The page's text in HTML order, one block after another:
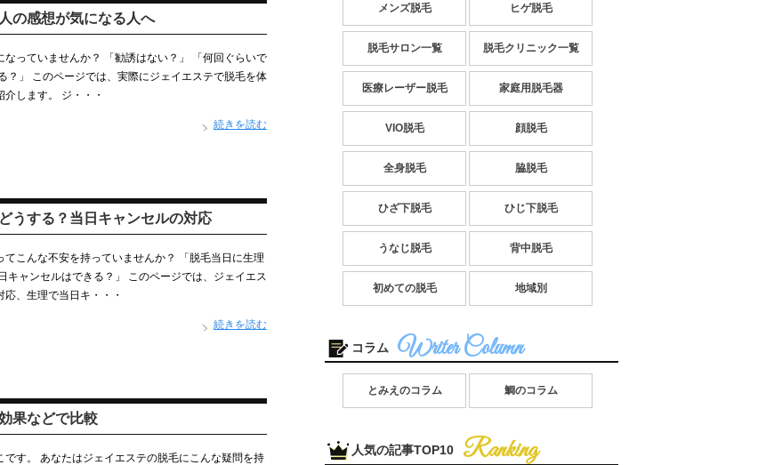
の感想が気になる人へ
っていませんか？ 「勧誘はない？」 「何回ぐらいで
？」 このページでは、実際にジェイエステで脱毛を体
します。 ジ・・・
続きを読む
うする？当日キャンセルの対応
こんな不安を持っていませんか？ 「脱毛当日に生理
キャンセルはできる？」 このページでは、ジェイエス
、生理で当日キ・・・
続きを読む
果などで比較
す。 あなたはジェイエステの脱毛にこんな疑問を持
メンズ脱毛 ヒゲ脱毛
脱毛サロン一覧 脱毛クリニック一覧
医療レーザー脱毛 家庭用脱毛器
VIO脱毛 顔脱毛
全身脱毛 脇脱毛
ひざ下脱毛 ひじ下脱毛
うなじ脱毛 背中脱毛
初めての脱毛 地域別
コラム
とみえのコラム 鯛のコラム
人気の記事TOP10